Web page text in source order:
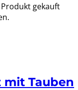
gekauft
mit Tauben